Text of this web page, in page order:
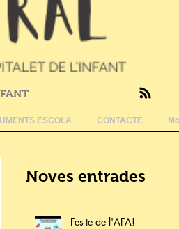
ESCOLA CONTACTE
Noves entrades
Fes-te de l'AFA!